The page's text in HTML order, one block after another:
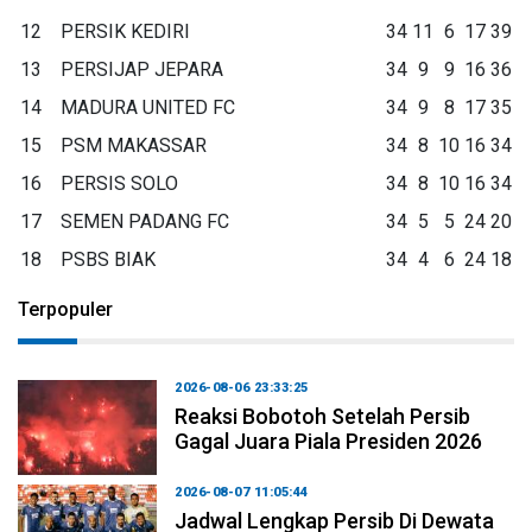
12
PERSIK KEDIRI 34 11 6 17 39
13
PERSIJAP JEPARA 34 9 9 16 36
14
MADURA UNITED FC 34 9 8 17 35
15
PSM MAKASSAR 34 8 10 16 34
16
PERSIS SOLO 34 8 10 16 34
17
SEMEN PADANG FC 34 5 5 24 20
18
PSBS BIAK 34 4 6 24 18
Terpopuler
2026-08-06 23:33:25
Reaksi Bobotoh Setelah Persib
Gagal Juara Piala Presiden 2026
2026-08-07 11:05:44
Jadwal Lengkap Persib Di Dewata